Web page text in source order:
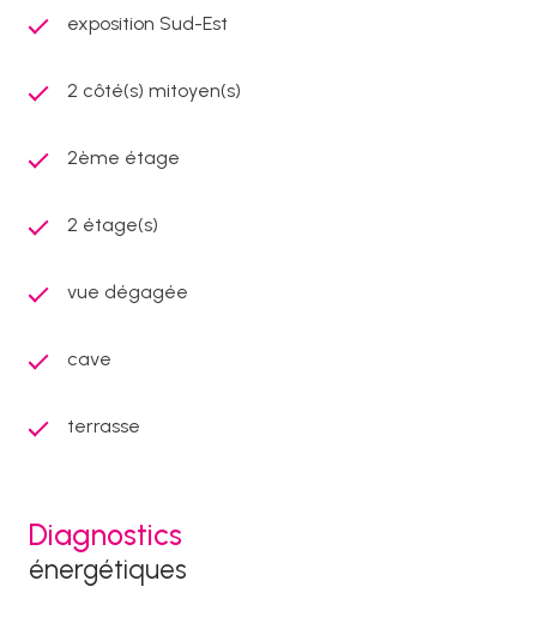
exposition Sud-Est
2 côté(s) mitoyen(s)
2ème étage
2 étage(s)
vue dégagée
cave
terrasse
Diagnostics
énergétiques